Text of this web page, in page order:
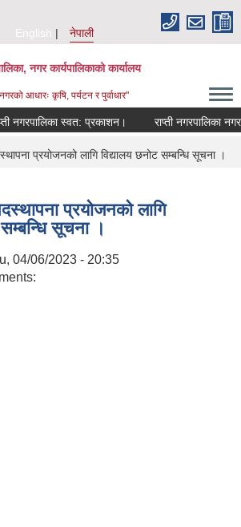
English
नेपाली
नगर कार्यपालिकाको कार्यालय
आधारः कृषि, पर्यटन र पुर्वाधार"
नगरपालिका स्वत: प्रकाशन। राप्ती नगरपालिका नगर
प्रयोजनको लागि विद्यालय छनोट सम्बन्धि सूचना ।
प्रयोजनको लागि
सूचना ।
04/06/2023 - 20:35